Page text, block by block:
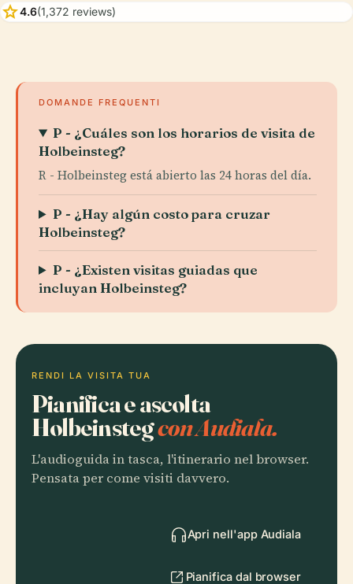
star4.6(1,372 reviews)
DOMANDE FREQUENTI
P - ¿Cuáles son los horarios de visita de
Holbeinsteg?
R - Holbeinsteg está abierto las 24 horas del día.
P - ¿Hay algún costo para cruzar
Holbeinsteg?
P - ¿Existen visitas guiadas que
incluyan Holbeinsteg?
RENDI LA VISITA TUA
Pianifica e ascolta
Holbeinstegcon Audiala.
L'audioguida in tasca, l'itinerario nel browser.
Pensata per come visiti davvero.
Apri nell'app Audiala
Pianifica dal browser